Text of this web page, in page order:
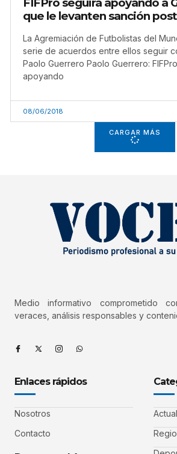
FIFPro seguirá apoyando a
que le levanten sanción
La Agremiación de Futbolistas del
serie de acuerdos entre ellos seguir
Paolo Guerrero Paolo Guerrero:
apoyando
08/06/2018
CARGAR MÁS
Medio informativo comprometido
veraces, análisis responsables y
Enlaces rápidos
Nosotros
Contacto